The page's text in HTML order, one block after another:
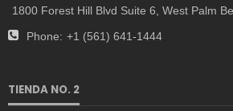
1800 Forest Hill Blvd Suite 6, West Palm
Phone: +1 (561) 641-1444
TIENDA NO. 2